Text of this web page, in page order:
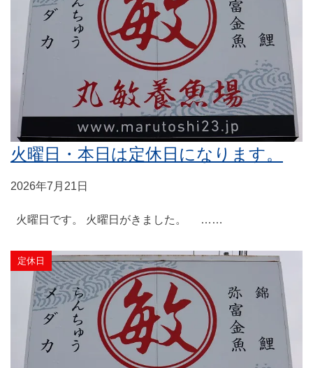
火曜日・本日は定休日になります。
2026年7月21日
火曜日です。 火曜日がきました。 ……
定休日